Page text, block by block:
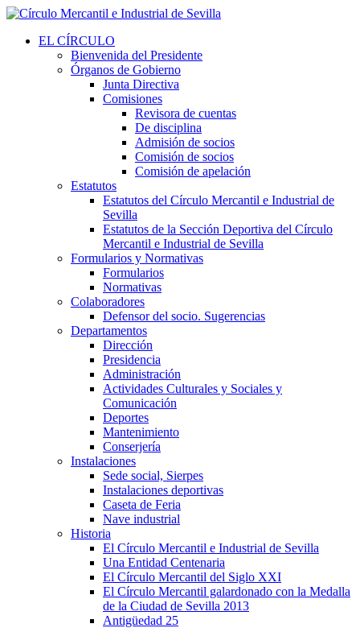
EL CÍRCULO
Bienvenida del Presidente
Órganos de Gobierno
Junta Directiva
Comisiones
Revisora de cuentas
De disciplina
Admisión de socios
Comisión de socios
Comisión de apelación
Estatutos
Estatutos del Círculo Mercantil e Industrial de
Sevilla
Estatutos de la Sección Deportiva del Círculo
Mercantil e Industrial de Sevilla
Formularios y Normativas
Formularios
Normativas
Colaboradores
Defensor del socio. Sugerencias
Departamentos
Dirección
Presidencia
Administración
Actividades Culturales y Sociales y
Comunicación
Deportes
Mantenimiento
Conserjería
Instalaciones
Sede social, Sierpes
Instalaciones deportivas
Caseta de Feria
Nave industrial
Historia
El Círculo Mercantil e Industrial de Sevilla
Una Entidad Centenaria
El Círculo Mercantil del Siglo XXI
El Círculo Mercantil galardonado con la Medalla
de la Ciudad de Sevilla 2013
Antigüedad 25